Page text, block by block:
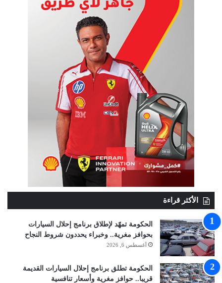
الأكثر قراءة
الحكومة تمهّد لإطلاق برنامج إحلال السيارات
بحوافز مغرية.. وخبراء يحددون شروط النجاح
أغسطس 6, 2026
الحكومة تطلق برنامج إحلال السيارات القديمة
قريبا.. حوافز مغرية وأسعار تنافسية